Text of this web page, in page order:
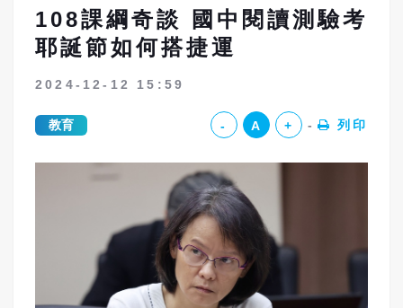
108課綱奇談 國中閱讀測驗考
耶誕節如何搭捷運
2024-12-12 15:59
教育 - A + 列印